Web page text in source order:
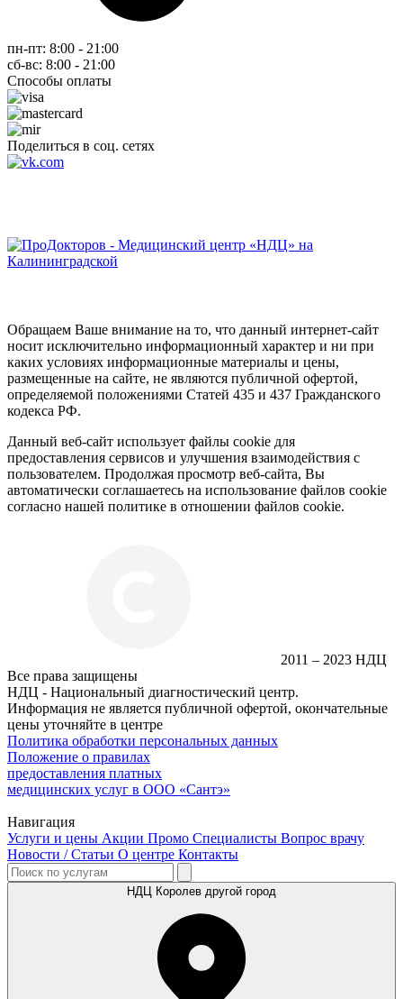
пн-пт: 8:00 - 21:00
сб-вс: 8:00 - 21:00
Способы оплаты
Поделиться в соц. сетях
Обращаем Ваше внимание на то, что данный интернет-сайт
носит исключительно информационный характер и ни при
каких условиях информационные материалы и цены,
размещенные на сайте, не являются публичной офертой,
определяемой положениями Статей 435 и 437 Гражданского
кодекса РФ.
Данный веб-сайт использует файлы cookie для
предоставления сервисов и улучшения взаимодействия с
пользователем. Продолжая просмотр веб-сайта, Вы
автоматически соглашаетесь на использование файлов cookie
согласно нашей политике в отношении файлов cookie.
2011 – 2023 НДЦ
Все права защищены
НДЦ - Национальный диагностический центр.
Информация не является публичной офертой, окончательные
цены уточняйте в центре
Политика обработки персональных данных
Положение о правилах
предоставления платных
медицинских услуг в ООО «Сантэ»
Навигация
Услуги и цены Акции Промо Специалисты Вопрос врачу
Новости / Статьи О центре Контакты
НДЦ Королев другой город